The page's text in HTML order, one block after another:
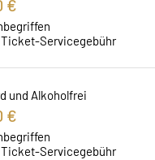
€
Servicegebühr
und Alkoholfrei
€
Servicegebühr